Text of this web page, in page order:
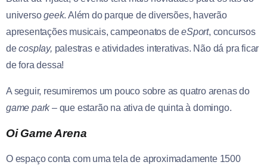
universogeek. Além do parque de diversões, haverão
apresentações musicais, campeonatos deeSport, concursos
decosplay, palestras e atividades interativas. Não dá pra ficar
de fora dessa!
A seguir, resumiremos um pouco sobre as quatro arenas do
game park– que estarão na ativa de quinta à domingo.
Oi Game Arena
O espaço conta com uma tela de aproximadamente 1500